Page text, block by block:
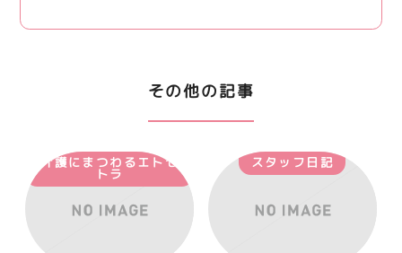
その他の記事
介護にまつわるエトセ
トラ
スタッフ日記